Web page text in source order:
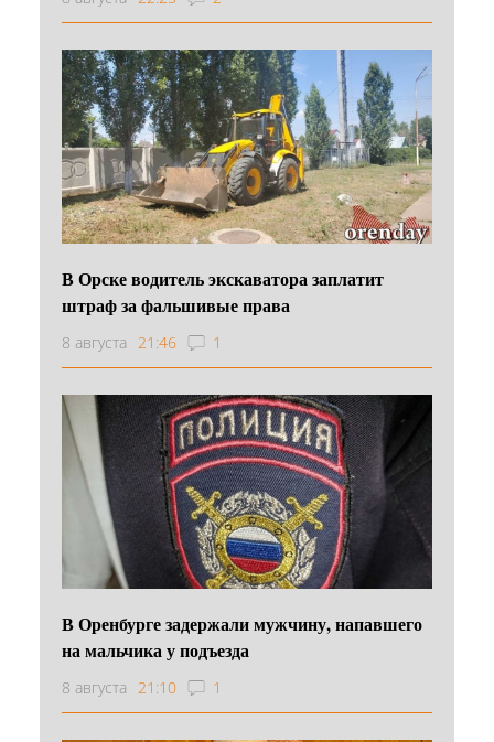
В Орске водитель экскаватора заплатит
штраф за фальшивые права
8 августа 21:46 1
В Оренбурге задержали мужчину, напавшего
на мальчика у подъезда
8 августа 21:10 1